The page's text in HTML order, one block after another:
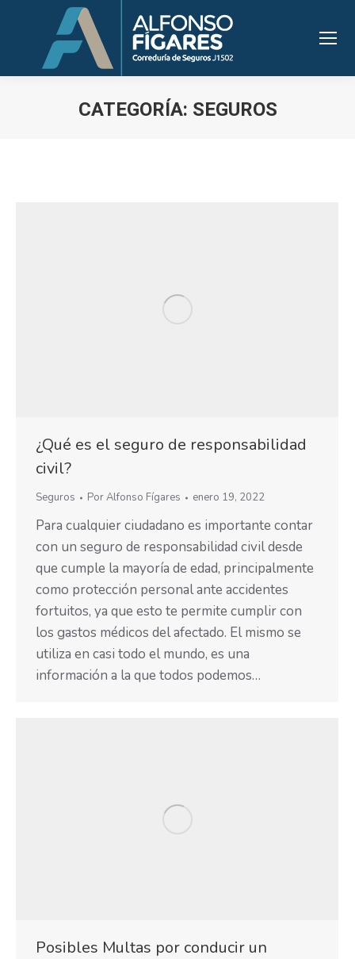
CATEGORÍA: SEGUROS
¿Qué es el seguro de responsabilidad
civil?
Seguros PorAlfonso Fígares enero 19, 2022
Para cualquier ciudadano es importante contar
con un seguro de responsabilidad civil desde
que cumple la mayoría de edad, principalmente
como protección personal ante accidentes
fortuitos, ya que esto te permite cumplir con
los gastos médicos del afectado. El mismo se
utiliza en casi todo el mundo, es una
información a la que todos podemos…
Posibles Multas por conducir un